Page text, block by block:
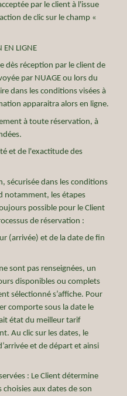
par le client à l'issue
de clic sur le champ «
EN LIGNE
dès réception par le client de
par NUAGE ou lors du
dans les conditions visées à
apparaitra alors en ligne.
à toute réservation, à
et de l'exactitude des
sécurisée dans les conditions
notamment, les étapes
possible pour le Client
de réservation :
(arrivée) et de la date de fin
sont pas renseignées, un
disponibles ou complets
sélectionné s’affiche. Pour
comporte sous la date le
état du meilleur tarif
Au clic sur les dates, le
et de départ et ainsi
: Le Client détermine
aux dates de son